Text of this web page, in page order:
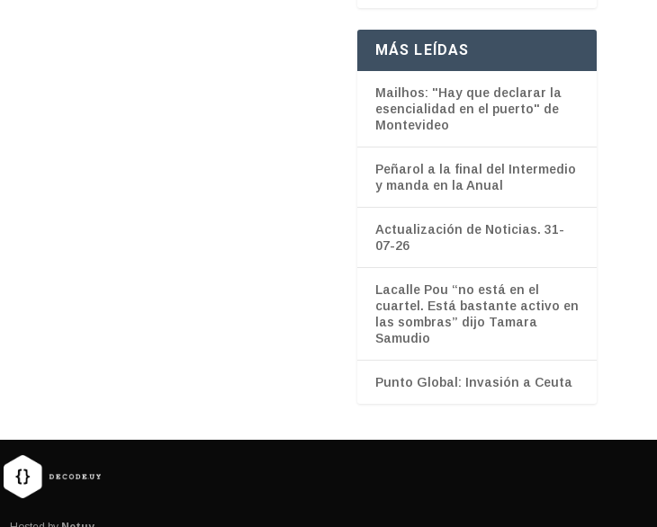
MÁS LEÍDAS
Mailhos: "Hay que declarar la
esencialidad en el puerto" de
Montevideo
Peñarol a la final del Intermedio
y manda en la Anual
Actualización de Noticias. 31-
07-26
Lacalle Pou “no está en el
cuartel. Está bastante activo en
las sombras” dijo Tamara
Samudio
Punto Global: Invasión a Ceuta